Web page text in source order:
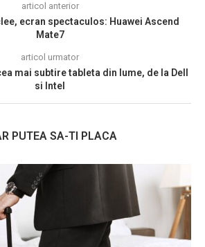
articol anterior
ecran spectaculos: Huawei Ascend
Mate7
articol urmator
mai subtire tableta din lume, de la Dell
si Intel
PUTEA SA-TI PLACA